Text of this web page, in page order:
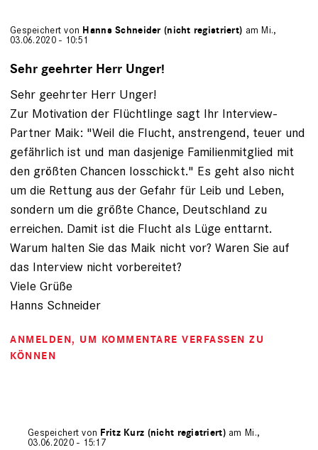
Gespeichert von Hanns Schneider (nicht registriert) am Mi.,
03.06.2020 - 10:51
Sehr geehrter Herr Unger!
Sehr geehrter Herr Unger!
Zur Motivation der Flüchtlinge sagt Ihr Interview-
Partner Maik: "Weil die Flucht, anstrengend, teuer und
gefährlich ist und man dasjenige Familienmitglied mit
den größten Chancen losschickt." Es geht also nicht
um die Rettung aus der Gefahr für Leib und Leben,
sondern um die größte Chance, Deutschland zu
erreichen. Damit ist die Flucht als Lüge enttarnt.
Warum halten Sie das Maik nicht vor? Waren Sie auf
das Interview nicht vorbereitet?
Viele Grüße
Hanns Schneider
ANMELDEN, UM KOMMENTARE VERFASSEN ZU
KÖNNEN
Gespeichert von Fritz Kurz (nicht registriert)am Mi.,
03.06.2020 - 15:17